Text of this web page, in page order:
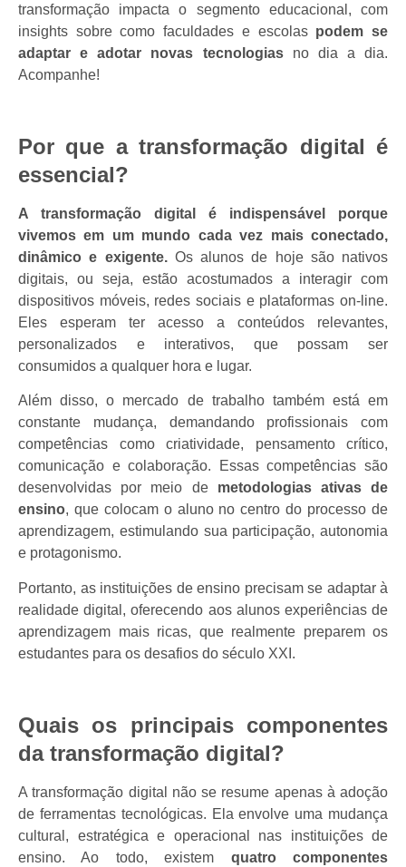
transformação impacta o segmento educacional, com
insights sobre como faculdades e escolas podem se
adaptar e adotar novas tecnologiasno dia a dia.
Acompanhe!
Por que a transformação digital é
essencial?
A transformação digital é indispensável porque
vivemos em um mundo cada vez mais conectado,
dinâmico e exigente.Os alunos de hoje são nativos
digitais, ou seja, estão acostumados a interagir com
dispositivos móveis, redes sociais e plataformas on-line.
Eles esperam ter acesso a conteúdos relevantes,
personalizados e interativos, que possam ser
consumidos a qualquer hora e lugar.
Além disso, o mercado de trabalho também está em
constante mudança, demandando profissionais com
competências como criatividade, pensamento crítico,
comunicação e colaboração. Essas competências são
desenvolvidas por meio de metodologias ativas de
ensino, que colocam o aluno no centro do processo de
aprendizagem, estimulando sua participação, autonomia
e protagonismo.
Portanto, as instituições de ensino precisam se adaptar à
realidade digital, oferecendo aos alunos experiências de
aprendizagem mais ricas, que realmente preparem os
estudantes para os desafios do século XXI.
Quais os principais componentes
da transformação digital?
A transformação digital não se resume apenas à adoção
de ferramentas tecnológicas. Ela envolve uma mudança
cultural, estratégica e operacional nas instituições de
ensino. Ao todo, existem quatro componentes